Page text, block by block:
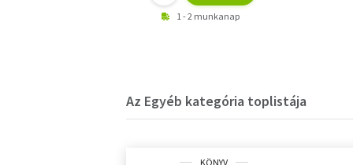
1 - 2 munkanap
Az Egyéb kategória toplistája
KÖNYV